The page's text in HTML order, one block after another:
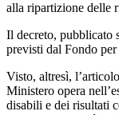
alla ripartizione delle
Il decreto, pubblicato
previsti dal Fondo
Visto, altresì,
Ministero opera
disabili e dei risultati